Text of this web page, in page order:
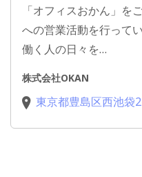
「オフィスおかん」を
への営業活動を行って
働く人の日々を…
株式会社OKAN
東京都豊島区西池袋